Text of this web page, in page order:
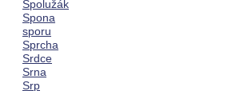
Spolužák
Spona
sporu
Sprcha
Srdce
Srna
Srp